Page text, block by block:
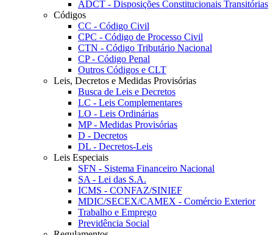
ADCT - Disposições Constitucionais Transitórias
Códigos
CC - Código Civil
CPC - Código de Processo Civil
CTN - Código Tributário Nacional
CP - Código Penal
Outros Códigos e CLT
Leis, Decretos e Medidas Provisórias
Busca de Leis e Decretos
LC - Leis Complementares
LO - Leis Ordinárias
MP - Medidas Provisórias
D - Decretos
DL - Decretos-Leis
Leis Especiais
SFN - Sistema Financeiro Nacional
SA - Lei das S.A.
ICMS - CONFAZ/SINIEF
MDIC/SECEX/CAMEX - Comércio Exterior
Trabalho e Emprego
Previdência Social